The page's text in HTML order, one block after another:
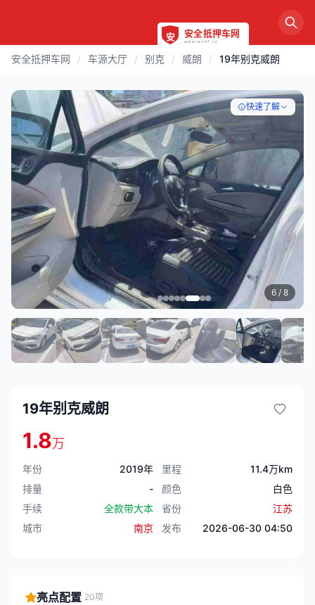
安全抵押车网 / 车源大厅 / 别克 / 威朗 / 19年别克威朗
快速了解
6 / 8
19年别克威朗
1.8万
年份 2019年 里程
11.4万km
排量
- 颜色
白色
手续
全款带大本 省份
江苏
城市
南京 发布 2026-06-30 04:50
亮点配置 20项